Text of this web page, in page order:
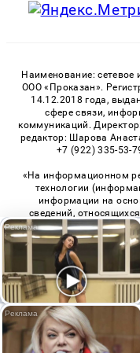
Наименование: сетевое
ООО «Проказан».
14.12.2018 года,
сфере связи,
коммуникаций.
редактор: Шарова
+7 (922) 335-53-
«На информационном
технологии
информации на
сведений,
«Интернет»,
Федерации)».
технологий в
© 2026
Мы используем
вы соглашаетесь
ваши